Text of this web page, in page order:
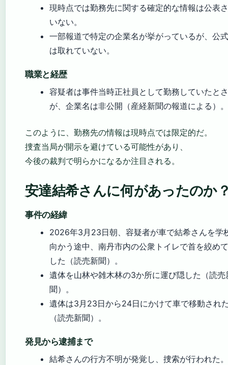
現時点では勤務先に関する確定的な情報は公表
いない。
一部報道で特定の企業名が挙がっているが、公
は取れていない。
職業と経歴
容疑者は事件当時正社員として勤務していたと
が、企業名は非公開（産経新聞の報道による）。
このように、勤務先の情報は現時点では限定的だ。
捜査当局が開示を避けている可能性があり、
今後の裁判で明らかになるか注目される。
安達結希さんに何があったのか
事件の経緯
2026年3月23日朝、容疑者が車で結希さんを学
向かう途中、南丹市内の公衆トイレで首を絞め
した（読売新聞）。
遺体を山林や雑木林の3か所に運び隠した（読売
聞）。
遺体は3月23日から24日にかけて車で移動され
（読売新聞）。
発見から逮捕まで
結希さんの行方不明が発覚し、捜索が行われた。